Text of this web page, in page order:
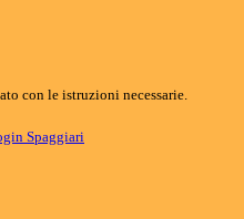
con le istruzioni necessarie.
Spaggiari